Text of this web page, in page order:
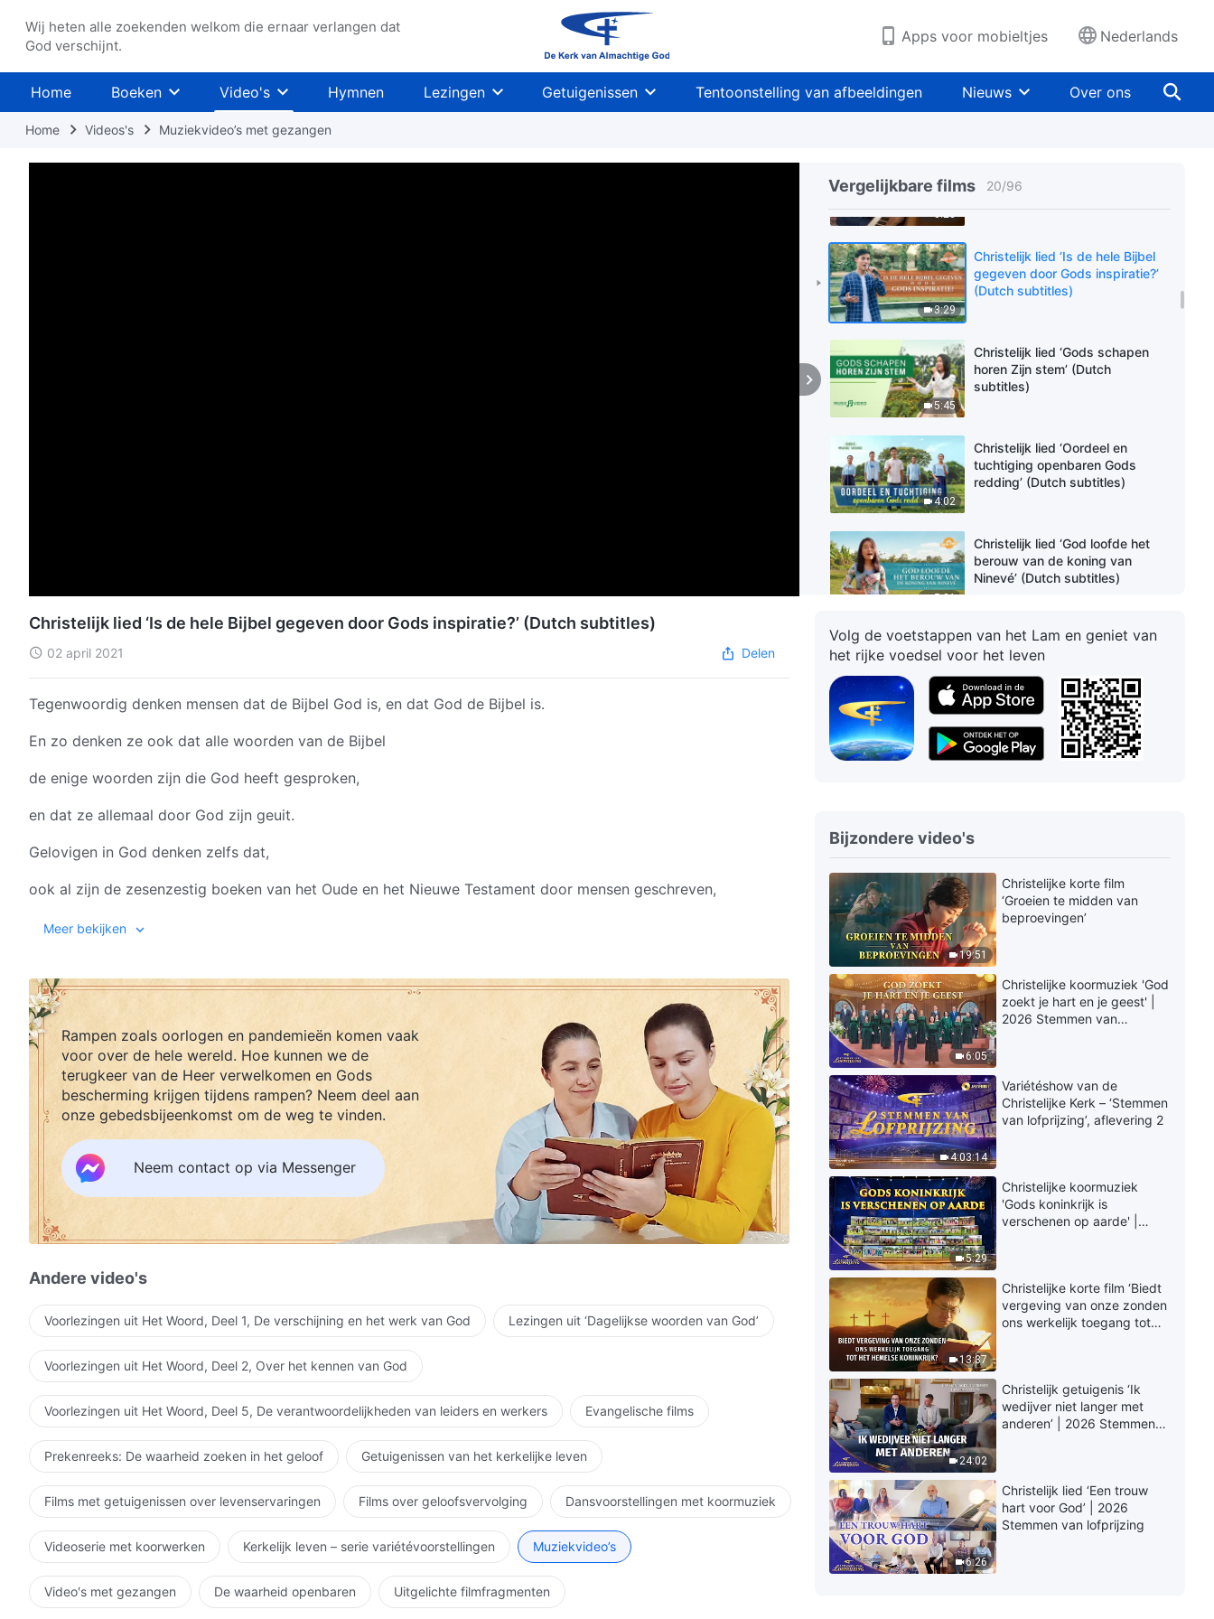
Wij heten alle zoekenden welkom die ernaar verlangen dat
God verschijnt.
Apps voor mobieltjes Nederlands
Home Boeken Video's Hymnen Lezingen Getuigenissen Tentoonstelling van afbeeldingen Nieuws Over ons
Home Videos's Muziekvideo’s met gezangen
Vergelijkbare films 20/96
verschijning te bepalen’ (Dutch
subtitles)
3:28
uit de hoogte?’ (Dutch subtitles)
3:29
Christelijk lied ‘Is de hele Bijbel
gegeven door Gods inspiratie?’
(Dutch subtitles)
5:45
Christelijk lied ‘Gods schapen
horen Zijn stem’ (Dutch
subtitles)
4:02
Christelijk lied ‘Oordeel en
tuchtiging openbaren Gods
redding’ (Dutch subtitles)
5:21
Christelijk lied ‘God loofde het
berouw van de koning van
Ninevé’ (Dutch subtitles)
4:17
Christelijk lied ‘De geïncarneerde
God van de laatste dagen
vervolmaakt de mens met
woorden’
Christelijk lied ‘Wie de Bijbel
gebruikt om God te veroordelen,
5:37
4:33
Christelijk lied ‘Groot is de
verdienste van het geloof in de
praktische God’ (Dutch
subtitles)
4:56
Christelijk lied ‘Gehoorzaam het
werk van de Geest om tot het
einde te volgen’ (Dutch
subtitles)
7:47
Christelijk lied ‘God zoekt je hart
en je geest’ (Dutch subtitles)
3:32
Christelijk lied ‘Gods liefde voor
de mensheid is waarachtig en
echt’ (Dutch subtitles)
4:21
Christelijk lied ‘Tijd’ (Dutch
subtitles)
4:31
Christelijk lied ‘Lijden vult de
dagen zonder God’ (Dutch
subtitles)
4:09
Christelijk lied ‘Zij, die het woord
van God koesteren, zijn
gezegend’ (Dutch subtitles)
Christelijk lied ‘Is de hele Bijbel gegeven door Gods inspiratie?’ (Dutch subtitles)
02 april 2021 Delen
Tegenwoordig denken mensen dat de Bijbel God is, en dat God de Bijbel is.
En zo denken ze ook dat alle woorden van de Bijbel
de enige woorden zijn die God heeft gesproken,
en dat ze allemaal door God zijn geuit.
Gelovigen in God denken zelfs dat,
ook al zijn de zesenzestig boeken van het Oude en het Nieuwe Testament door mensen geschreven,
ze allemaal door Gods inspiratie zijn gegeven
Dit is het onjuiste begrip van de kant van de mens,
en het komt niet helemaal overeen met de feiten.
Behalve de profetie boeken is het grootste deel van het Oude Testament
in feite geschiedkundige verslaglegging.
Sommige brieven uit het Nieuwe Testament komen voort uit ervaringen van mensen,
en sommigen uit de verlichting door de Heilige Geest.
Het is een kolossaal misverstand en een enorme godslastering
De brieven van Paulus bijvoorbeeld, vloeiden voort uit het werk van een mens,
ze waren allemaal het resultaat van de verlichting door de Heilige Geest,
en ze waren voor de kerken geschreven,
het waren aansporende en bemoedigende woorden voor de broeders en zusters van de kerken.
Het waren geen woorden die door de Heilige Geest waren gesproken –
Paulus kon niet namens de Heilige Geest spreken.
Ook was hij geen profeet, laat staan dat hij de visioenen zag die Johannes aanschouwd had.
Zijn brieven waren voor de kerken in die tijd.
Meer bekijken
Rampen zoals oorlogen en pandemieën komen vaak
voor over de hele wereld. Hoe kunnen we de
terugkeer van de Heer verwelkomen en Gods
bescherming krijgen tijdens rampen? Neem deel aan
onze gebedsbijeenkomst om de weg te vinden.
Neem contact op via Messenger
Andere video's
Voorlezingen uit Het Woord, Deel 1, De verschijning en het werk van God Lezingen uit ‘Dagelijkse woorden van God’
Voorlezingen uit Het Woord, Deel 2, Over het kennen van God
Voorlezingen uit Het Woord, Deel 5, De verantwoordelijkheden van leiders en werkers Evangelische films
Prekenreeks: De waarheid zoeken in het geloof Getuigenissen van het kerkelijke leven
Films met getuigenissen over levenservaringen Films over geloofsvervolging Dansvoorstellingen met koormuziek
Videoserie met koorwerken Kerkelijk leven – serie variétévoorstellingen Muziekvideo’s
Video's met gezangen De waarheid openbaren Uitgelichte filmfragmenten
Volg de voetstappen van het Lam en geniet van
het rijke voedsel voor het leven
Bijzondere video's
19:51
Christelijke korte film
‘Groeien te midden van
beproevingen’
6:05
Christelijke koormuziek 'God
zoekt je hart en je geest' |
2026 Stemmen van
4:03:14
Variétéshow van de
Christelijke Kerk – ‘Stemmen
van lofprijzing’, aflevering 2
5:29
Christelijke koormuziek
'Gods koninkrijk is
verschenen op aarde' |
13:37
Christelijke korte film ‘Biedt
vergeving van onze zonden
ons werkelijk toegang tot
24:02
Christelijk getuigenis ‘Ik
wedijver niet langer met
anderen’ | 2026 Stemmen
6:26
Christelijk lied ‘Een trouw
hart voor God’ | 2026
Stemmen van lofprijzing